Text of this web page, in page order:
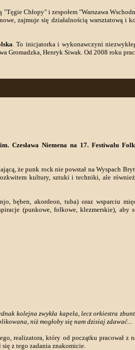
"Tęgie Chłopy" i zespołem "Warszawa
zajmuje się działalnością warsztatową i
. To inicjatorka i wykonawczyni
Gromadzka, Henryk Siwak. Od 2008 roku
Czesława Niemena na 17. Festiwalu
że punk rock nie powstał na Wyspach
kultury, sztuki i techniki, ale również
bęben, akordeon, tuba) oraz wsparciu
(punkowe, folkowe, klezmerskie), aby
kolejna zwykła kapela, lecz orkiestra
niż mogłoby się nam dzisiaj zdawać...
realizatora, który od początku pracował
się z tego zadania znakomicie.